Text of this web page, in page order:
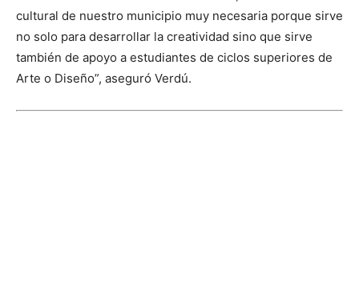
cultural de nuestro municipio muy necesaria porque sirve
no solo para desarrollar la creatividad sino que sirve
también de apoyo a estudiantes de ciclos superiores de
Arte o Diseño”, aseguró Verdú.